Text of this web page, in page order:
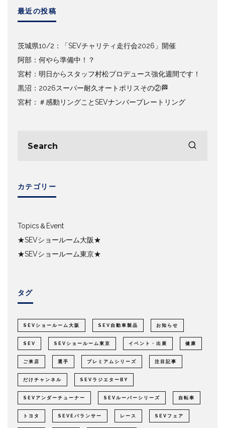
最近の投稿
茨城県10/2：「SEVチャリティ走行会2026」開催
阿部：何やら準備中！？
宮村：明日からスタッフ村松プロデュース強化週間です！
黒沼：2026スーパー耐久オートポリスその②🏁
宮村：＃感動リングことSEVナンバープレートリング
カテゴリー
Topics＆Event
★SEVショールーム大阪★
★SEVショールーム東京★
タグ
SEVショールーム大阪 SEV自動車製品 お知らせ
SEV SEVショールーム東京 イベント・出展 健康
ご来店 選手 プレミアムシリーズ 注目記事
だけチャンネル SEVラジエターBY
SEVアンダーチューナー SEVルーパーシリーズ 自転車
トヨタ SEVEバランサー レース SEVフェア